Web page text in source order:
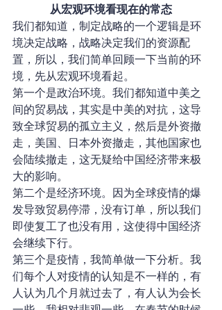
从宏观环境看现在的常态
我们都知道，制定战略的一个逻辑是环
境决定战略，战略决定我们的资源配
置，所以，我们简单回顾一下当前的环
境，先从宏观环境看起。
第一个是政治环境。我们都知道中美之
间的贸易战，其实是中美的对抗，这导
致全球贸易的孤立主义，然后是外资撤
走，美国、日本外资撤走，其他国家也
会陆续撤走，这无疑给中国经济带来极
大的影响。
第二个是经济环境。因为全球疫情的爆
发导致贸易停滞，没有订单，所以我们
即使复工了也没有用，这使得中国经济
会继续下行。
第三个是疫情，我简单做一下分析。我
们每个人对疫情的认知是不一样的，有
人认为几个月就过去了，有人认为会长